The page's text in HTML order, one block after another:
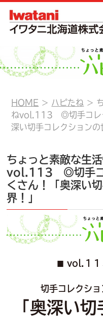
HOME ハピたね
ねvol.113 ◎切手コレ
深い切手コレクションの
ちょっと素敵な生
vol.113 ◎切手コ
くさん！「奥深い
界！」
vol.１
切手コレクショ
「奥深い